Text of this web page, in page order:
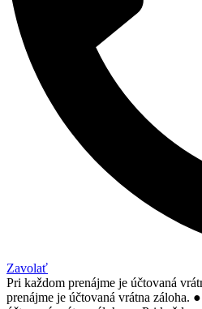
Zavolať
Pri každom prenájme je účtovaná
prenájme je účtovaná vrátna záloha. ●